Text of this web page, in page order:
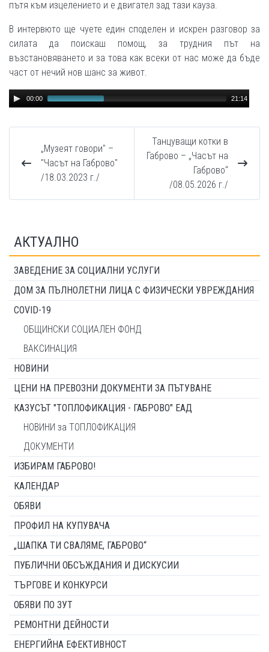
пътя към изцелението и е двигател зад тази кауза.
В интервюто ще чуете един споделен и искрен разговор за
силата да поискаш помощ, за трудния път на
възстановяването и за това как всеки от нас може да бъде
част от нечий нов шанс за живот.
Audio
Player
00:00 21:14
„Музеят говори" –
"Часът на Габрово"
/18.03.2023 г./
Танцуващи котки в
Габрово – „Часът на
Габрово“
/08.05.2026 г./
АКТУАЛНО
ЗАВЕДЕНИЕ ЗА СОЦИАЛНИ УСЛУГИ
ДОМ ЗА ПЪЛНОЛЕТНИ ЛИЦА С ФИЗИЧЕСКИ УВРЕЖДАНИЯ
COVID-19
ОБЩИНСКИ СОЦИАЛЕН ФОНД
ВАКСИНАЦИЯ
НОВИНИ
ЦЕНИ НА ПРЕВОЗНИ ДОКУМЕНТИ ЗА ПЪТУВАНЕ
КАЗУСЪТ "ТОПЛОФИКАЦИЯ - ГАБРОВО" ЕАД
НОВИНИ за ТОПЛОФИКАЦИЯ
ДОКУМЕНТИ
ИЗБИРАМ ГАБРОВО!
КАЛЕНДАР
ОБЯВИ
ПРОФИЛ НА КУПУВАЧА
„ШАПКА ТИ СВАЛЯМЕ, ГАБРОВО“
ПУБЛИЧНИ ОБСЪЖДАНИЯ И ДИСКУСИИ
ТЪРГОВЕ И КОНКУРСИ
ОБЯВИ ПО ЗУТ
РЕМОНТНИ ДЕЙНОСТИ
ЕНЕРГИЙНА ЕФЕКТИВНОСТ